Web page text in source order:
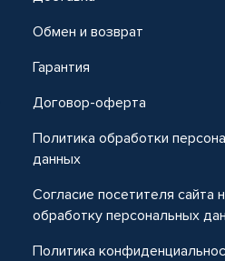
Обмен и возврат
Гарантия
Договор-оферта
Политика обработки
данных
Согласие посетителя сайта
обработку персональных
Политика